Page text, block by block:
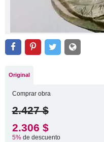
Original
Comprar obra
2.427 $
2.306 $
5%de descuento